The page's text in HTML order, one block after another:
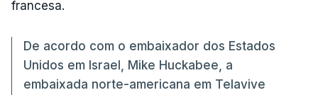
francesa.
De acordo com o embaixador dos Estados
Unidos em Israel, Mike Huckabee, a
embaixada norte-americana em Telavive